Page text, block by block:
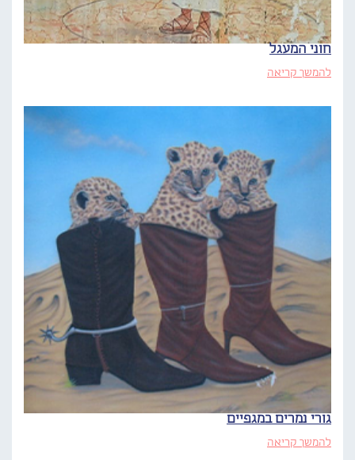
חוני המעגל
להמשך קריאה
גורי נמרים במגפיים
להמשך קריאה